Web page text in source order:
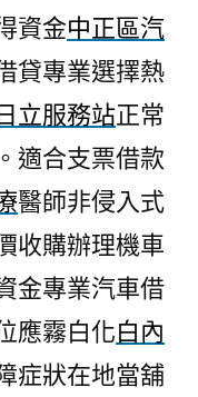
資金中正區汽
貸專業選擇熱
立服務站正常
適合支票借款
醫師非侵入式
收購辦理機車
金專業汽車借
應霧白化白內
症狀在地當舖